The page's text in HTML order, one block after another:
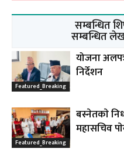
सम्बन्धित
सम्बन्धित
Featured_Breaking
योजना
निर्देशन
Featured_Breaking
बस्नेतकाे
महासचिव